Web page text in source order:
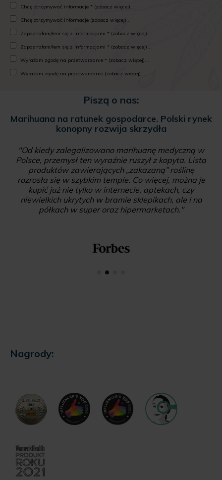
Chcę otrzymywać informacje * (zobacz więcej)...
Chcę otrzymywać informacje (zobacz więcej)...
Zapoznałam/łem się z informacjami * (zobacz więcej)...
Zapoznałam/łem się z informacjami * (zobacz więcej)...
Wyrażam zgodę na przetwarzanie * (zobacz więcej)...
Wyrażam zgodę na przetwarzanie (zobacz więcej)...
Piszą o nas:
Marihuana na ratunek gospodarce. Polski rynek
konopny rozwija skrzydła
"Od kiedy zalegalizowano marihuanę medyczną w
Polsce, przemysł ten wyraźnie ruszył z kopyta. Lista
produktów zawierających „zakazaną” roślinę
rozrosła się w szybkim tempie. Co więcej, można je
kupić już nie tylko w internecie, aptekach, czy
niewielkich ukrytych w bramie sklepikach, ale i na
półkach w super oraz hipermarketach."
Nagrody: